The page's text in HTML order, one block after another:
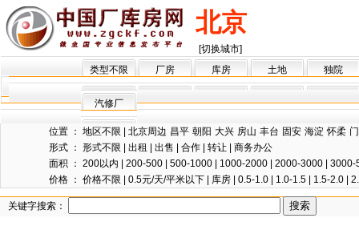
北京
[切换城市]
类型不限
厂房 库房 土地 独院
汽修厂
位置 ： 地区不限 北京周边 昌平 朝阳 大兴 房山 丰台 固安 海淀 怀柔
形式 ： 形式不限 出租 出售 合作 转让
商务办公
面积 ： 200以内 200-500 500-1000 1000-2000 2000-3000
3000-
价格 ： 价格不限 0.5元/天/平米以下 库房 0.5-1.0 1.0-1.5 1.5-2.0
关键字搜索：